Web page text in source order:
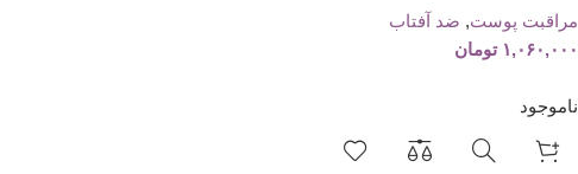
مراقبت پوست, ضد آفتاب
۱,۰۶۰,۰۰۰ تومان
ناموجود